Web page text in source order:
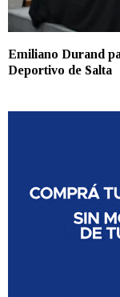
Emiliano Durand
Deportivo de Salta